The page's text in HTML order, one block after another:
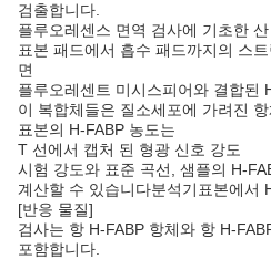
검출합니다.
플루오레센스 면역 검사에 기초한
표본 패드에서 흡수 패드까지의 스
면
플루오레센트 미시스피어와 결합된
이 복합체들은 질소세포에 가려진
표본의 H-FABP 농도는
T 선에서 캡처 된 형광 신호 강도
시험 강도와 표준 곡선, 샘플의 H-
계산할 수 있습니다분석기 표본에서
[반응 물질]
검사는 항 H-FABP 항체와 항 H-
포함합니다.